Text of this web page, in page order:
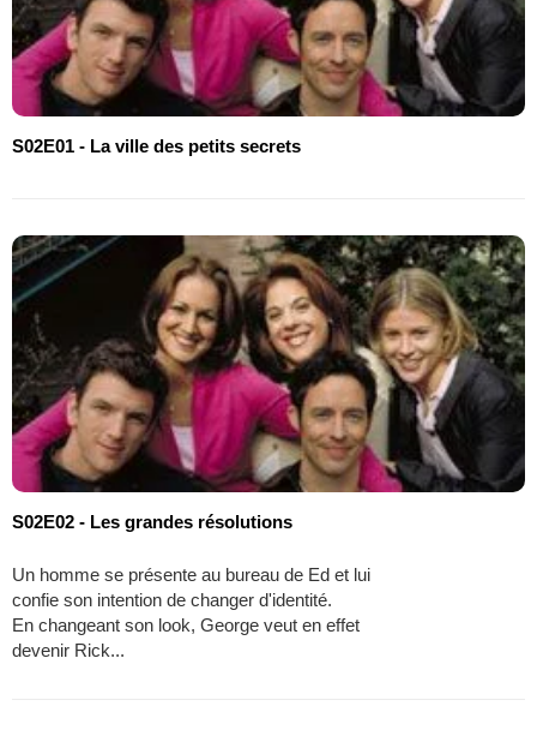
S02E01 - La ville des petits secrets
S02E02 - Les grandes résolutions
Un homme se présente au bureau de Ed et lui
confie son intention de changer d'identité.
En changeant son look, George veut en effet
devenir Rick...